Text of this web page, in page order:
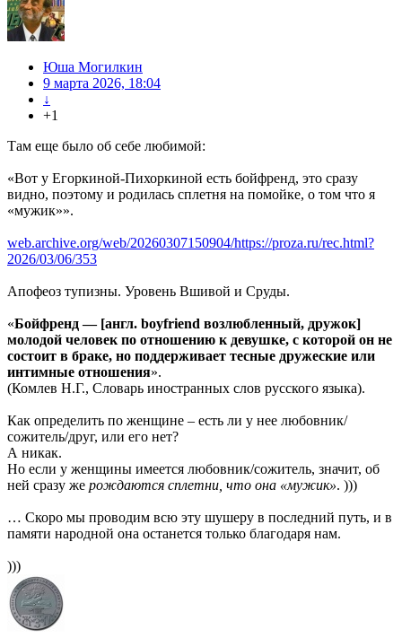
Юша Могилкин
9 марта 2026, 18:04
↓
+1
Там еще было об себе любимой:
«Вот у Егоркиной-Пихоркиной есть бойфренд, это сразу
видно, поэтому и родилась сплетня на помойке, о том что я
«мужик»».
web.archive.org/web/20260307150904/https://proza.ru/rec.html?
2026/03/06/353
Апофеоз тупизны. Уровень Вшивой и Сруды.
«Бойфренд — [англ. boyfriend возлюбленный, дружок]
молодой человек по отношению к девушке, с которой он не
состоит в браке, но поддерживает тесные дружеские или
интимные отношения».
(Комлев Н.Г., Словарь иностранных слов русского языка).
Как определить по женщине – есть ли у нее любовник/
сожитель/друг, или его нет?
А никак.
Но если у женщины имеется любовник/сожитель, значит, об
ней сразу же рождаются сплетни, что она «мужик». )))
… Скоро мы проводим всю эту шушеру в последний путь, и в
памяти народной она останется только благодаря нам.
)))